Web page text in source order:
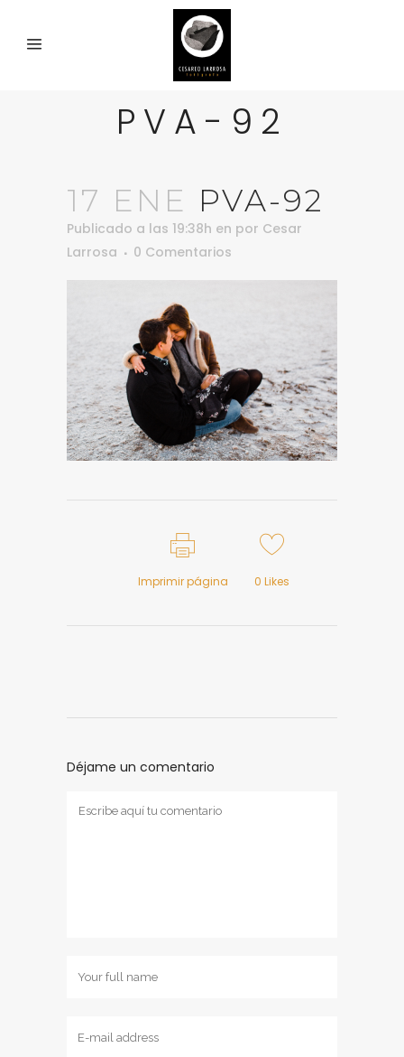
PVA-92
17 ENE PVA-92
Publicado a las 19:38h en por Cesar
Larrosa
0 Comentarios
Imprimir página 0 Likes
Déjame un comentario